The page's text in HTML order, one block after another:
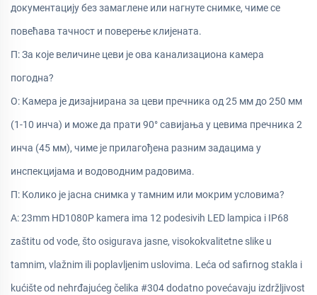
документацију без замаглене или нагнуте снимке, чиме се
повећава тачност и поверење клијената.
П: За које величине цеви је ова канализациона камера
погодна?
О: Камера је дизајнирана за цеви пречника од 25 мм до 250 мм
(1-10 инча) и може да прати 90° савијања у цевима пречника 2
инча (45 мм), чиме је прилагођена разним задацима у
инспекцијама и водоводним радовима.
П: Колико је јасна снимка у тамним или мокрим условима?
A: 23mm HD1080P kamera ima 12 podesivih LED lampica i IP68
zaštitu od vode, što osigurava jasne, visokokvalitetne slike u
tamnim, vlažnim ili poplavljenim uslovima. Leća od safirnog stakla i
kućište od nehrđajućeg čelika #304 dodatno povećavaju izdržljivost